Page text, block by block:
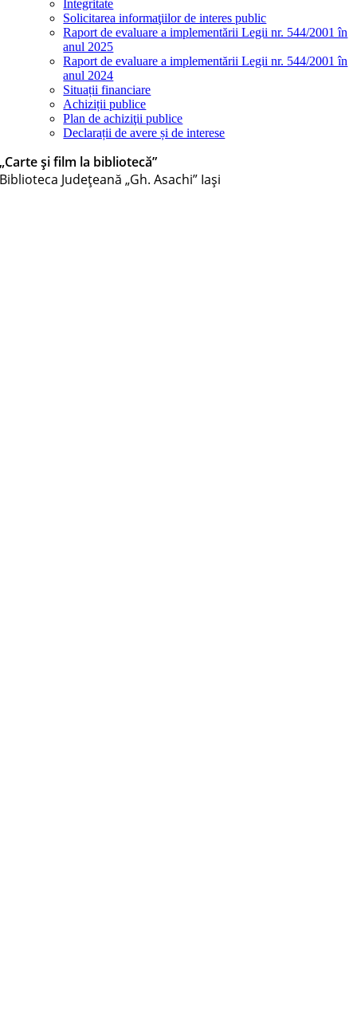
Integritate
Solicitarea informaţiilor de interes public
Raport de evaluare a implementării Legii nr. 544/2001 în
anul 2025
Raport de evaluare a implementării Legii nr. 544/2001 în
anul 2024
Situații financiare
Achiziții publice
Plan de achiziţii publice
Declarații de avere și de interese
„Carte și film la bibliotecă”
Biblioteca Judeţeană „Gh. Asachi” Iaşi